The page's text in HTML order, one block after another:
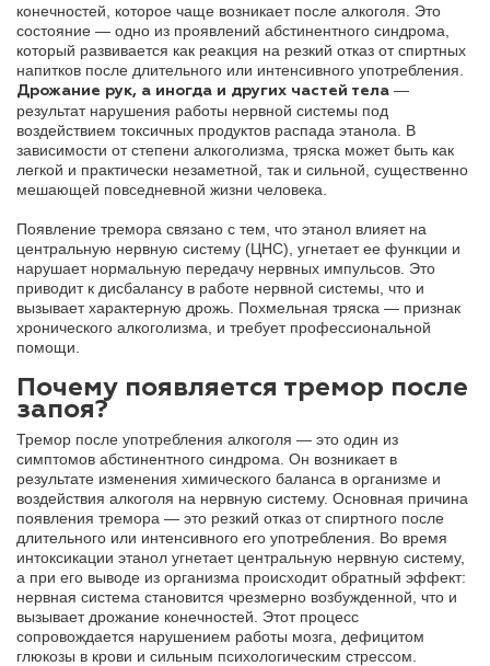
конечностей, которое чаще возникает после алкоголя. Это
состояние — одно из проявлений абстинентного синдрома,
который развивается как реакция на резкий отказ от спиртных
напитков после длительного или интенсивного употребления.
Дрожание рук, а иногда и других частей тела —
результат нарушения работы нервной системы под
воздействием токсичных продуктов распада этанола. В
зависимости от степени алкоголизма, тряска может быть как
легкой и практически незаметной, так и сильной, существенно
мешающей повседневной жизни человека.
Появление тремора связано с тем, что этанол влияет на
центральную нервную систему (ЦНС), угнетает ее функции и
нарушает нормальную передачу нервных импульсов. Это
приводит к дисбалансу в работе нервной системы, что и
вызывает характерную дрожь. Похмельная тряска — признак
хронического алкоголизма, и требует профессиональной
помощи.
Почему появляется тремор после
запоя?
Тремор после употребления алкоголя — это один из
симптомов абстинентного синдрома. Он возникает в
результате изменения химического баланса в организме и
воздействия алкоголя на нервную систему. Основная причина
появления тремора — это резкий отказ от спиртного после
длительного или интенсивного его употребления. Во время
интоксикации этанол угнетает центральную нервную систему,
а при его выводе из организма происходит обратный эффект:
нервная система становится чрезмерно возбужденной, что и
вызывает дрожание конечностей. Этот процесс
сопровождается нарушением работы мозга, дефицитом
глюкозы в крови и сильным психологическим стрессом.